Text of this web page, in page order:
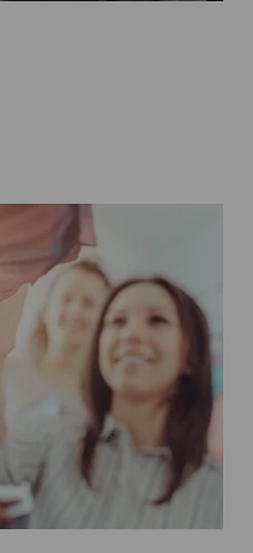
Mobilités d’enseignement